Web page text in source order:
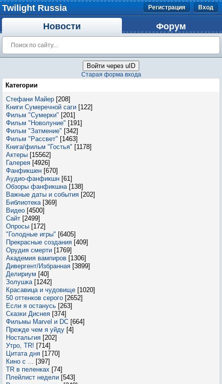
Twilight Russia Регистрация Вход
Новости Форум
Войти через uID
Старая форма входа
Категории
Стефани Майер [208]
Книги Сумеречной саги [122]
Фильм "Сумерки" [201]
Фильм "Новолуние" [191]
Фильм "Затмение" [342]
Фильм "Рассвет" [1463]
Книга/фильм "Гостья" [1178]
Актеры [15562]
Галерея [4926]
Фанфикшен [670]
Аудио-фанфикшн [61]
Обзоры фанфикшна [138]
Важные даты и события [202]
Библиотека [369]
Видео [4500]
Сайт [2499]
Опросы [172]
"Голодные игры" [6405]
Прекрасные создания [409]
Орудия смерти [1769]
Академия вампиров [1306]
Дивергент/Избранная [3899]
Делириум [40]
Золушка [1242]
Красавица и чудовище [1020]
50 оттенков серого [2652]
Если я останусь [263]
Сказки Диснея [374]
Фильмы Marvel и DC [664]
Прежде чем я уйду [4]
Ностальгия [202]
Утро, TR! [714]
Цитата дня [1770]
Кино с ... [397]
TR в пеленках [74]
Плейлист недели [543]